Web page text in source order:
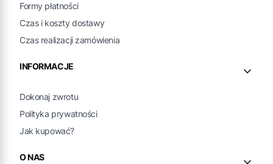
Formy płatności
Czas i koszty dostawy
Czas realizacji zamówienia
INFORMACJE
Dokonaj zwrotu
Polityka prywatności
Jak kupować?
O NAS